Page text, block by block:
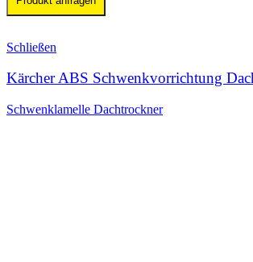
Schließen
Kärcher ABS Schwenkvorrichtung
Schwenklamelle Dachtrockner